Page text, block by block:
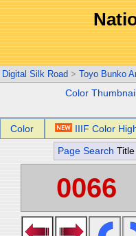
Digital Silk Road > Toyo Bunko
Color Thumbnail
Color IIIF Color
Page Search Title
0066